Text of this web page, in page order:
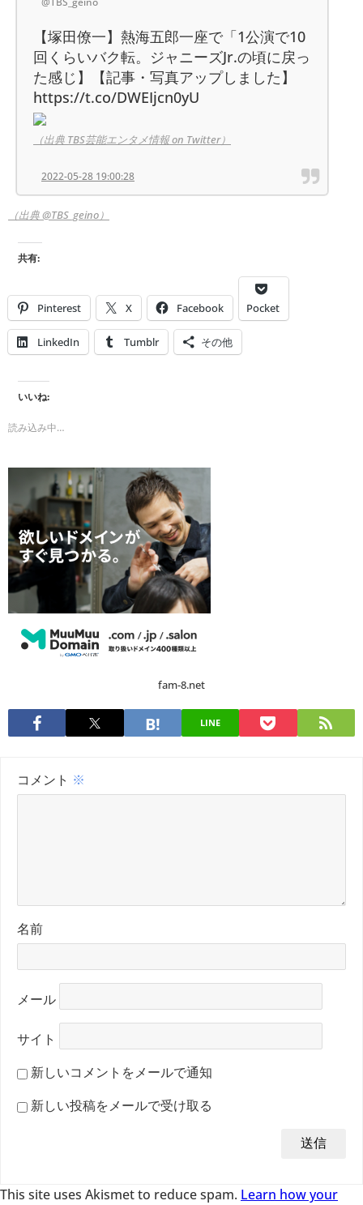
【塚田僚一】熱海五郎一座で「1公演で10
回くらいバク転。ジャニーズJr.の頃に戻っ
た感じ】【記事・写真アップしました】
https://t.co/DWEIjcn0yU
（出典 TBS芸能エンタメ情報 on Twitter）
2022-05-28 19:00:28
（出典 @TBS_geino）
共有:
Pinterest X Facebook Pocket
LinkedIn Tumblr その他
いいね:
読み込み中…
fam-8.net
LINE
コメント ※
名前
メール
サイト
新しいコメントをメールで通知
新しい投稿をメールで受け取る
This site uses Akismet to reduce spam. Learn how your